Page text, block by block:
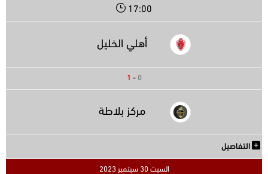
17:00
أهلي الخليل
0
-
1
مركز بلاطة
التفاصيل
السبت 30 سبتمبر 2023